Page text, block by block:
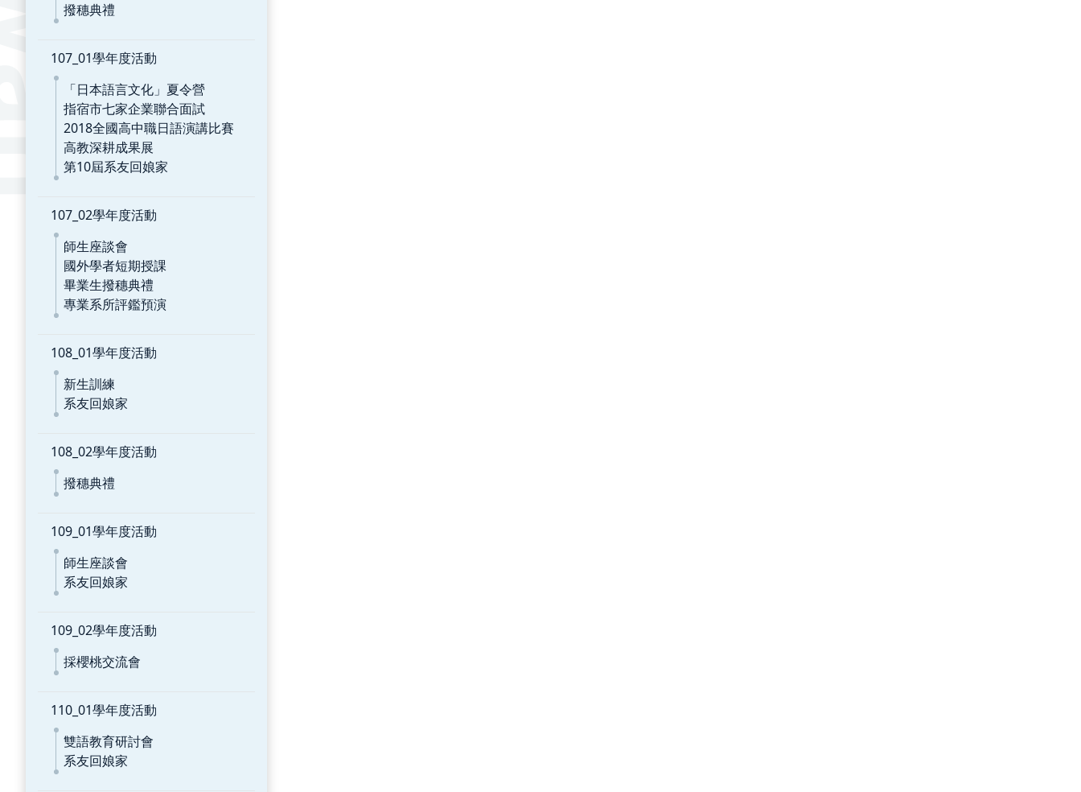
撥穗典禮
107_01學年度活動
「日本語言文化」夏令營
指宿市七家企業聯合面試
2018全國高中職日語演講比賽
高教深耕成果展
第10屆系友回娘家
107_02學年度活動
師生座談會
國外學者短期授課
畢業生撥穗典禮
專業系所評鑑預演
108_01學年度活動
新生訓練
系友回娘家
108_02學年度活動
撥穗典禮
109_01學年度活動
師生座談會
系友回娘家
109_02學年度活動
採櫻桃交流會
110_01學年度活動
雙語教育研討會
系友回娘家